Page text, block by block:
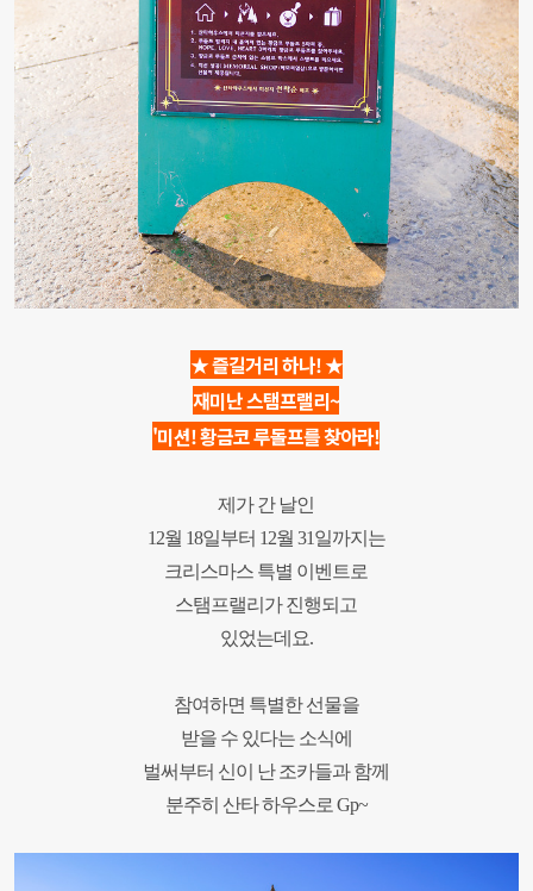
★ 즐길거리 하나! ★
재미난 스탬프랠리~
'미션! 황금코 루돌프를 찾아라!
제가 간 날인
12월 18일부터 12월 31일까지는
크리스마스 특별 이벤트로
스탬프랠리가 진행되고
있었는데요.
참여하면 특별한 선물을
받을 수 있다는 소식에
벌써부터 신이 난조카들과 함께
분주히 산타 하우스로 Gp~